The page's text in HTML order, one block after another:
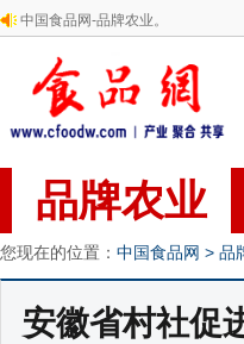
中国食品网-品牌农业。
品牌农业
您现在的位置： 中国食品网 > 品
安徽省村社促